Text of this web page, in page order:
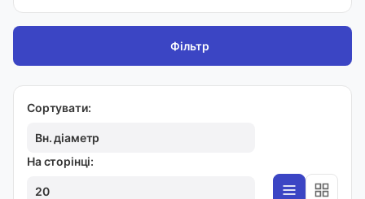
Фільтр
Сортувати:
Вн. діаметр
На сторінці:
20